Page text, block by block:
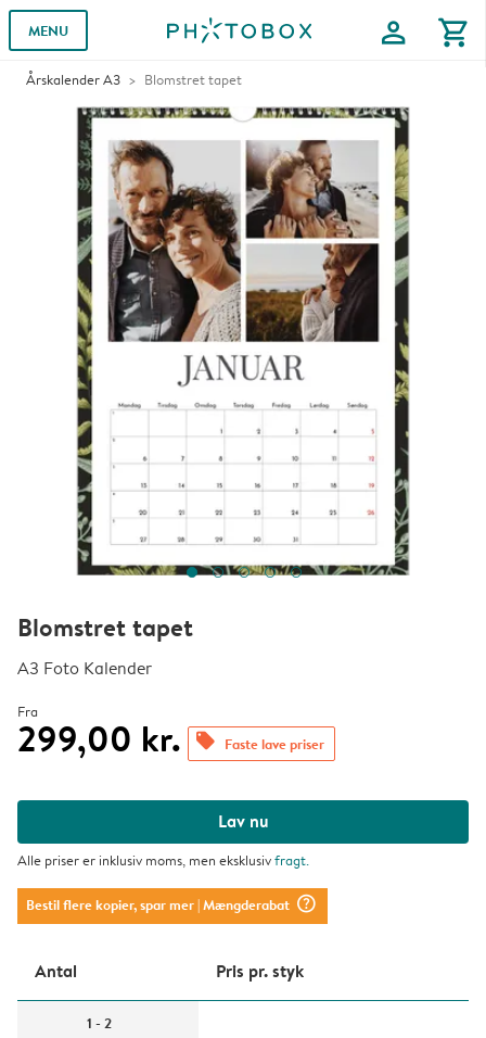
MENU profile shopping_cart
Årskalender A3 Blomstret tapet
Blomstret tapet
A3 Foto Kalender
Fra
299,00 kr. offers Faste lave priser
Lav nu
Alle priser er inklusiv moms, men eksklusivfragt.
Bestil flere kopier, spar mer| Mængderabat question_mark_circle
Antal Pris pr. styk
1 - 2